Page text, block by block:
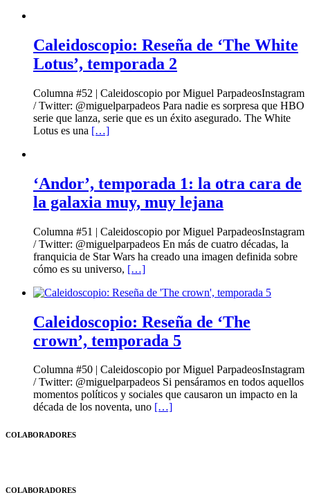
Caleidoscopio: Reseña de ‘The White
Lotus’, temporada 2
Columna #52 | Caleidoscopio por Miguel ParpadeosInstagram
/ Twitter: @miguelparpadeos Para nadie es sorpresa que HBO
serie que lanza, serie que es un éxito asegurado. The White
Lotus es una […]
‘Andor’, temporada 1: la otra cara de
la galaxia muy, muy lejana
Columna #51 | Caleidoscopio por Miguel ParpadeosInstagram
/ Twitter: @miguelparpadeos En más de cuatro décadas, la
franquicia de Star Wars ha creado una imagen definida sobre
cómo es su universo, […]
Caleidoscopio: Reseña de ‘The
crown’, temporada 5
Columna #50 | Caleidoscopio por Miguel ParpadeosInstagram
/ Twitter: @miguelparpadeos Si pensáramos en todos aquellos
momentos políticos y sociales que causaron un impacto en la
década de los noventa, uno […]
COLABORADORES
COLABORADORES